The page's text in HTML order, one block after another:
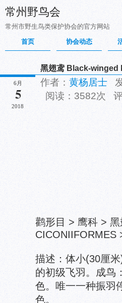
常州野鸟会
常州市野生鸟类保护协会的官方网站
首页
协会动态
6月
5
2018
黑翅鸢 Black-winged
作者： 黄杨居士
阅读：3582次 评
鹳形目 > 鹰科 > 黑
CICONIIFORMES
描述：体小(30厘
的初级飞羽。成鸟
色。唯一一种振羽
色。